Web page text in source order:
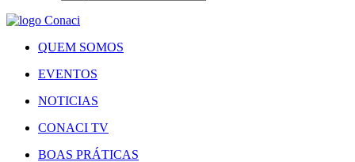
QUEM SOMOS
EVENTOS
NOTICIAS
CONACI TV
BOAS PRÁTICAS